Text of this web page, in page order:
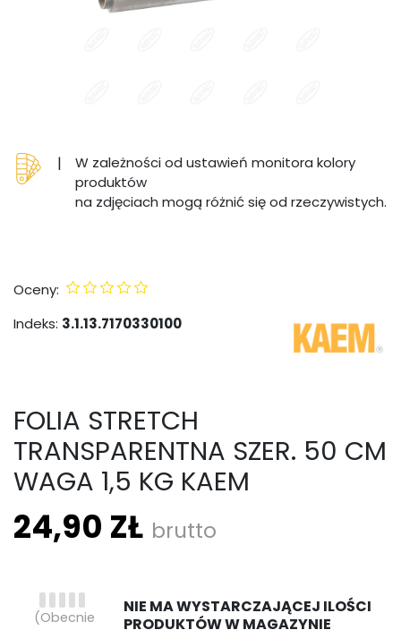
|
W zależności od ustawień monitora kolory
produktów
na zdjęciach mogą różnić się od rzeczywistych.
Oceny:
Indeks: 3.1.13.7170330100
FOLIA STRETCH
TRANSPARENTNA SZER. 50 CM
WAGA 1,5 KG KAEM
24,90 ZŁ brutto
NIE MA WYSTARCZAJĄCEJ ILOŚCI
PRODUKTÓW W MAGAZYNIE
(Obecnie